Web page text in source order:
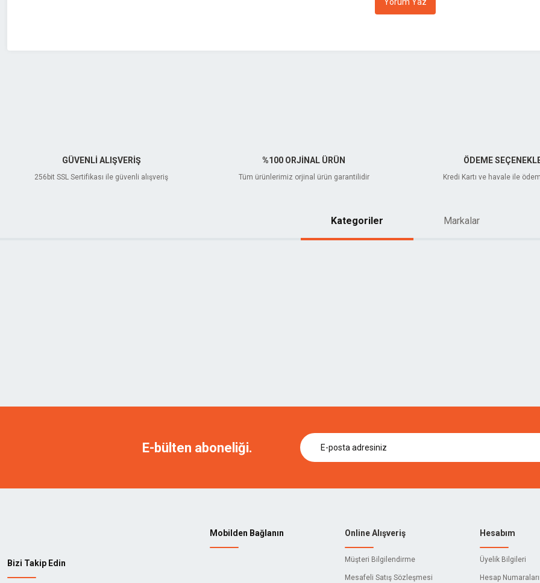
GÜVENLİ ALIŞVERİŞ
256bit SSL Sertifikası ile güvenli alışveriş
%100 ORJİNAL ÜRÜN
Tüm ürünlerimiz orjinal ürün garantilidir
ÖDEME
Kredi Kartı ve havale ile
Kategoriler Markalar
E-bülten aboneliği.
Bizi Takip Edin
Mobilden Bağlanın Online Alışveriş
Müşteri Bilgilendirme
Mesafeli Satış Sözleşmesi
Hesabım
Üyelik Bilgileri
Hesap